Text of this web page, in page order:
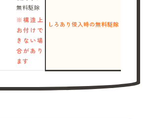
無料駆除
※構造上
お付けで
きない場
合があり
ます
しろあり侵入時の無料駆除